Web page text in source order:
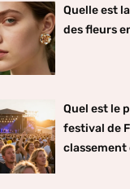
Quelle est
des fleurs
Quel est le
festival de
classement